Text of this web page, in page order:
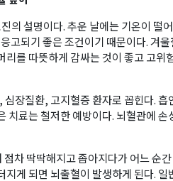
의 설명이다. 추운 날에는 기온이 떨
고되기 좋은 조건이기 때문이다. 겨
를 따뜻하게 감싸는 것이 좋고 고위
장질환, 고지혈증 환자로 꼽힌다. 흡
치료는 철저한 예방이다. 뇌혈관에 손
차 딱딱해지고 좁아지다가 어느 순
게 되면 뇌출혈이 발생하게 된다. 일